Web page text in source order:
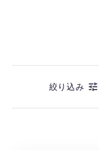
絞り込み